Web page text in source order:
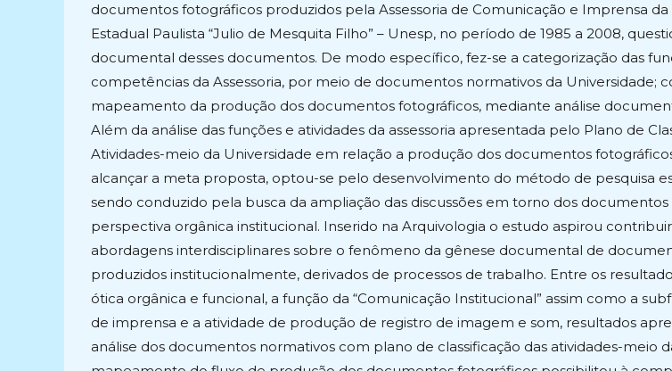
documentos fotográficos produzidos pela Assessoria de Comunicação e Imprensa da
Estadual Paulista “Julio de Mesquita Filho” – Unesp, no período de 1985 a 2008,
documental desses documentos. De modo específico, fez-se a categorização das
competências da Assessoria, por meio de documentos normativos da Universidade;
mapeamento da produção dos documentos fotográficos, mediante análise
Além da análise das funções e atividades da assessoria apresentada pelo Plano de
Atividades-meio da Universidade em relação a produção dos documentos
alcançar a meta proposta, optou-se pelo desenvolvimento do método de pesquisa
sendo conduzido pela busca da ampliação das discussões em torno dos
perspectiva orgânica institucional. Inserido na Arquivologia o estudo aspirou
abordagens interdisciplinares sobre o fenômeno da gênese documental de
produzidos institucionalmente, derivados de processos de trabalho. Entre os
ótica orgânica e funcional, a função da “Comunicação Institucional” assim como a
de imprensa e a atividade de produção de registro de imagem e som, resultados
análise dos documentos normativos com plano de classificação das atividades-meio